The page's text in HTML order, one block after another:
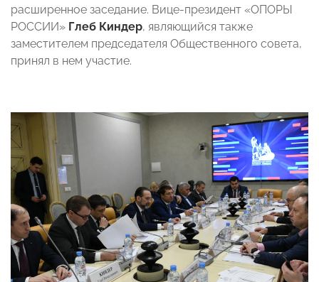
расширенное заседание. Вице-президент «ОПОРЫ
РОССИИ» Глеб Киндер, являющийся также
заместителем председателя Общественного совета,
принял в нем участие.